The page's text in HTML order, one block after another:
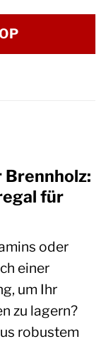
für
oder
einer
um Ihr
zu lagern?
robustem